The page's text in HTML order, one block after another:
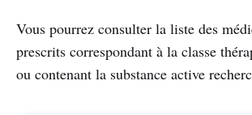
Vous pourrez consulter la liste des
prescrits correspondant à la classe
ou contenant la substance active